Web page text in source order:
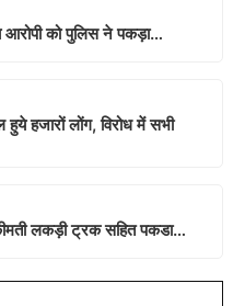
को पुलिस ने पकड़ा…
हजारों लोंग, विरोध में सभी
लकड़ी ट्रक सहित पकडा…